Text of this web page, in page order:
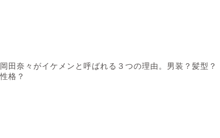
岡田奈々がイケメンと呼ばれる３つの理由。男装？髪型？
性格？